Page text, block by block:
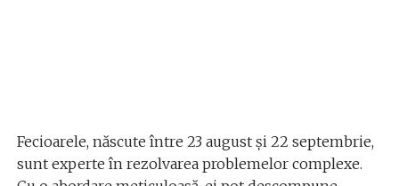
Fecioarele, născute între 23 august și 22 septembrie,
sunt experte în rezolvarea problemelor complexe.